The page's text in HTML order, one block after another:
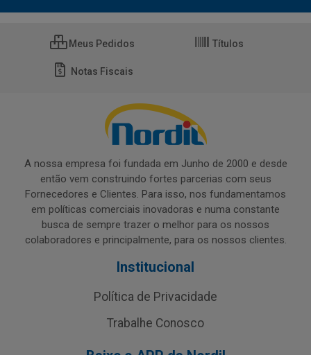
Meus Pedidos Títulos
Notas Fiscais
A nossa empresa foi fundada em Junho de 2000 e desde
então vem construindo fortes parcerias com seus
Fornecedores e Clientes. Para isso, nos fundamentamos
em políticas comerciais inovadoras e numa constante
busca de sempre trazer o melhor para os nossos
colaboradores e principalmente, para os nossos clientes.
Institucional
Política de Privacidade
Trabalhe Conosco